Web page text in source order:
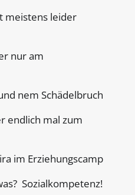
meistens leider
nur am
nem Schädelbruch
endlich mal zum
im Erziehungscamp
Sozialkompetenz!